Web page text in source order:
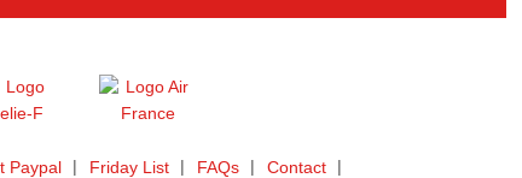
Paypal Friday List FAQs
Contact